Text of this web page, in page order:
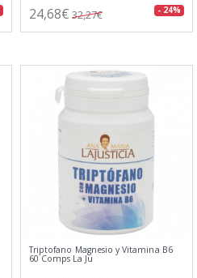
24,68€ 32,27€ - 24%
Triptofano Magnesio y Vitamina B6
60 Comps La Ju